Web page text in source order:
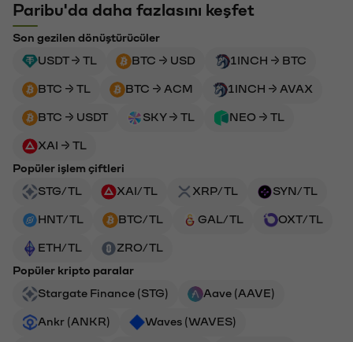
Paribu'da daha fazlasını keşfet
Son gezilen dönüştürücüler
USDT → TL
BTC → USD 1INCH → BTC
BTC → TL BTC → ACM 1INCH → AVAX
BTC → USDT SKY → TL NEO → TL
XAI → TL
Popüler işlem çiftleri
STG/TL
XAI/TL XRP/TL SYN/TL
HNT/TL BTC/TL GAL/TL OXT/TL
ETH/TL
ZRO/TL
Popüler kripto paralar
Stargate Finance (STG)
Aave (AAVE)
Ankr (ANKR) Waves (WAVES)